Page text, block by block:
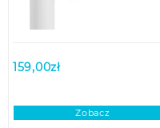
159,00zł
Zobacz